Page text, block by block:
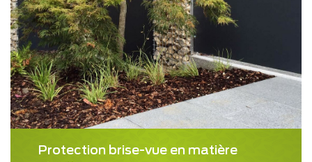
Protection brise-vue en matière